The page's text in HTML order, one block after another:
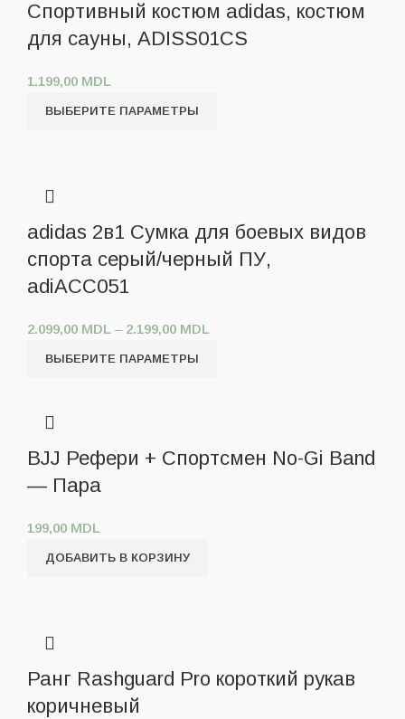
Спортивный костюм adidas, костюм
для сауны, ADISS01CS
1.199,00 MDL
ВЫБЕРИТЕ ПАРАМЕТРЫ
adidas 2в1 Сумка для боевых видов
спорта серый/черный ПУ,
adiACC051
2.099,00 MDL – 2.199,00 MDL
ВЫБЕРИТЕ ПАРАМЕТРЫ
BJJ Рефери + Спортсмен No-Gi Band
— Пара
199,00 MDL
ДОБАВИТЬ В КОРЗИНУ
Ранг Rashguard Pro короткий рукав
коричневый